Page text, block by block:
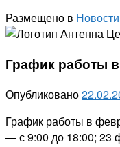
Размещено в Новости
График работы
Опубликовано
График работы в
— с 9:00 до 18:00; 23